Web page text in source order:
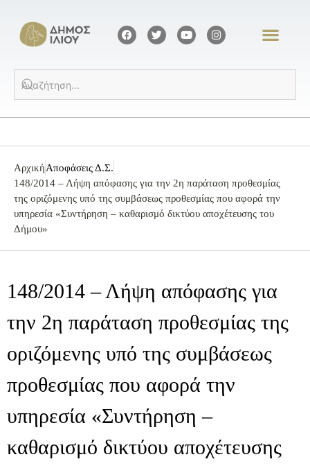
ΑρχικήΑποφάσεις Δ.Σ.
148/2014 – Λήψη απόφασης για την 2η παράταση προθεσμίας
της οριζόμενης υπό της συμβάσεως προθεσμίας που αφορά την
υπηρεσία «Συντήρηση – καθαρισμό δικτύου αποχέτευσης του
Δήμου»
148/2014 – Λήψη απόφασης για
την 2η παράταση προθεσμίας της
οριζόμενης υπό της συμβάσεως
προθεσμίας που αφορά την
υπηρεσία «Συντήρηση –
καθαρισμό δικτύου αποχέτευσης